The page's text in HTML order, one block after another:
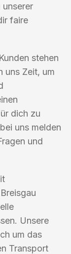
faire
stehen
uns Zeit, um
dich zu
uns melden
und
Unsere
um das
Transport